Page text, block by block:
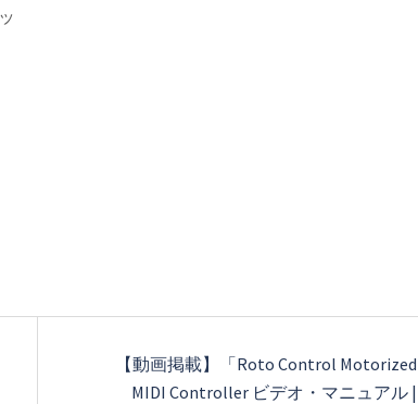
【動画掲載】「Roto Control Motorized
MIDI Controller ビデオ・マニュアル |